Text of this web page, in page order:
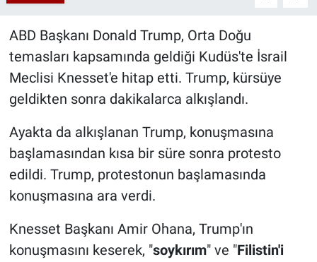
ABD Başkanı Donald Trump, Orta Doğu
temasları kapsamında geldiği Kudüs'te İsrail
Meclisi Knesset'e hitap etti. Trump, kürsüye
geldikten sonra dakikalarca alkışlandı.
Ayakta da alkışlanan Trump, konuşmasına
başlamasından kısa bir süre sonra protesto
edildi. Trump, protestonun başlamasında
konuşmasına ara verdi.
Knesset Başkanı Amir Ohana, Trump'ın
konuşmasını keserek, "soykırım" ve "Filistin'i